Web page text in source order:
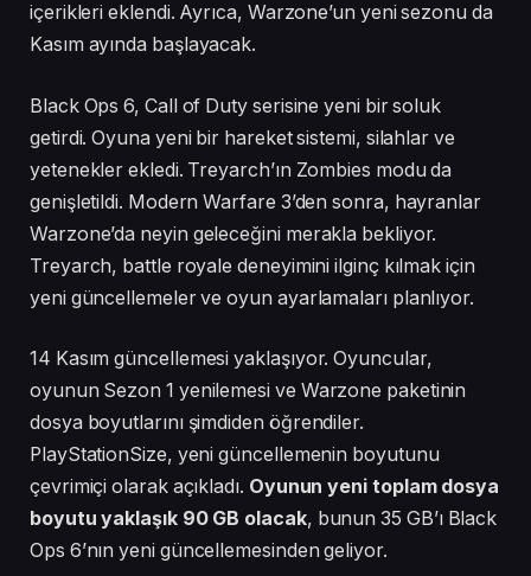
içerikleri eklendi. Ayrıca, Warzone’un yeni sezonu da
Kasım ayında başlayacak.
Black Ops 6, Call of Duty serisine yeni bir soluk
getirdi. Oyuna yeni bir hareket sistemi, silahlar ve
yetenekler ekledi. Treyarch’ın Zombies modu da
genişletildi. Modern Warfare 3’den sonra, hayranlar
Warzone’da neyin geleceğini merakla bekliyor.
Treyarch, battle royale deneyimini ilginç kılmak için
yeni güncellemeler ve oyun ayarlamaları planlıyor.
14 Kasım güncellemesi yaklaşıyor. Oyuncular,
oyunun Sezon 1 yenilemesi ve Warzone paketinin
dosya boyutlarını şimdiden öğrendiler.
PlayStationSize, yeni güncellemenin boyutunu
çevrimiçi olarak açıkladı. Oyunun yeni toplam dosya
boyutu yaklaşık 90 GB olacak, bunun 35 GB’ı Black
Ops 6’nın yeni güncellemesinden geliyor.